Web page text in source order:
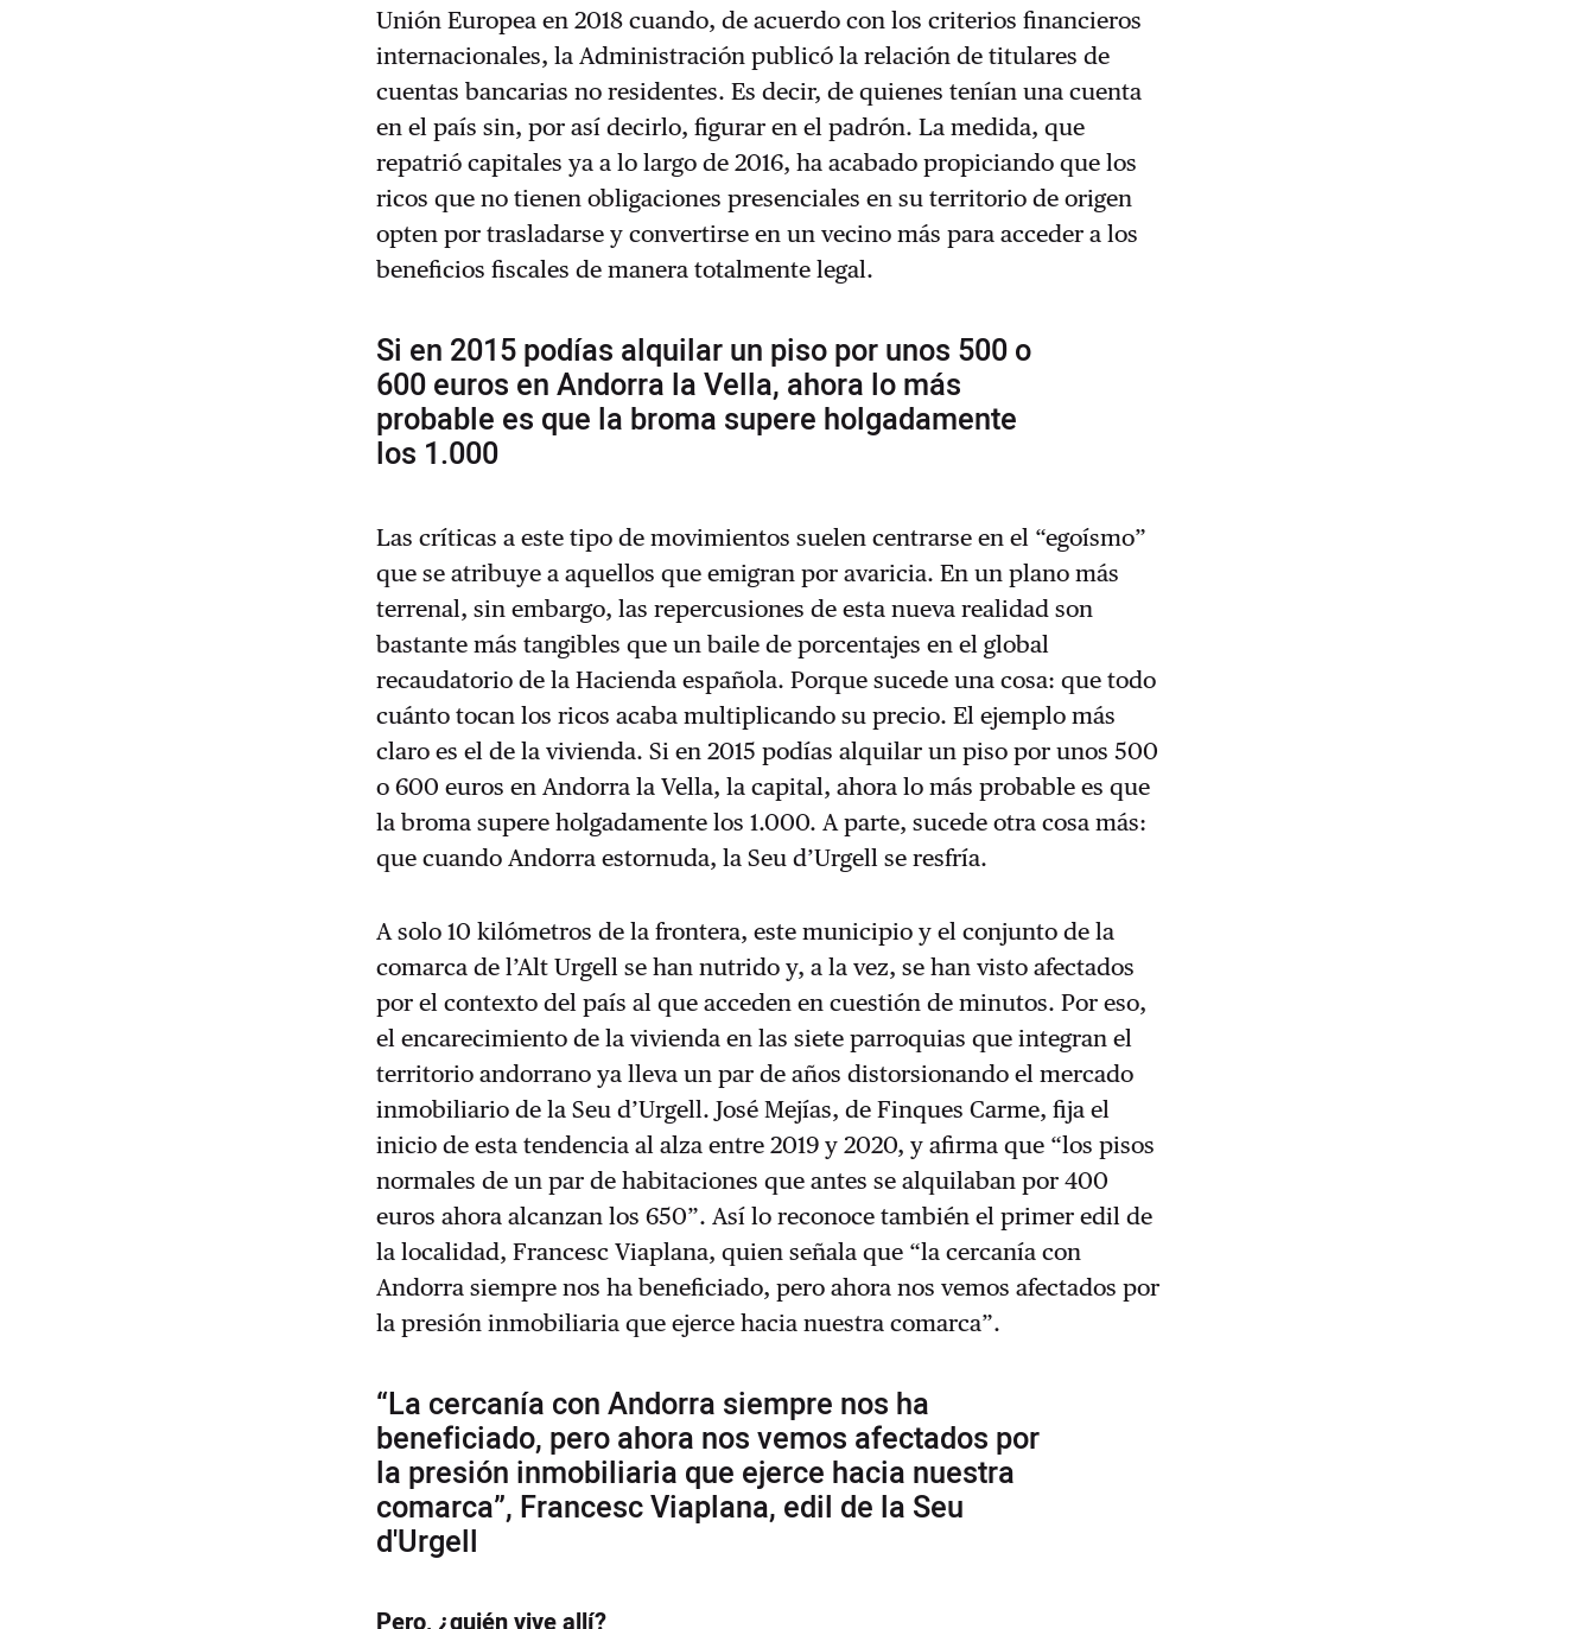
Unión Europea en 2018 cuando, de acuerdo con los criterios financieros
internacionales, la Administración publicó la relación de titulares de
cuentas bancarias no residentes. Es decir, de quienes tenían una cuenta
en el país sin, por así decirlo, figurar en el padrón. La medida, que
repatrió capitales ya a lo largo de 2016, ha acabado propiciando que los
ricos que no tienen obligaciones presenciales en su territorio de origen
opten por trasladarse y convertirse en un vecino más para acceder a los
beneficios fiscales de manera totalmente legal.
Si en 2015 podías alquilar un piso por unos 500 o
600 euros en Andorra la Vella, ahora lo más
probable es que la broma supere holgadamente
los 1.000
Las críticas a este tipo de movimientos suelen centrarse en el “egoísmo”
que se atribuye a aquellos que emigran por avaricia. En un plano más
terrenal, sin embargo, las repercusiones de esta nueva realidad son
bastante más tangibles que un baile de porcentajes en el global
recaudatorio de la Hacienda española. Porque sucede una cosa: que todo
cuánto tocan los ricos acaba multiplicando su precio. El ejemplo más
claro es el de la vivienda. Si en 2015 podías alquilar un piso por unos 500
o 600 euros en Andorra la Vella, la capital, ahora lo más probable es que
la broma supere holgadamente los 1.000. A parte, sucede otra cosa más:
que cuando Andorra estornuda, la Seu d’Urgell se resfría.
A solo 10 kilómetros de la frontera, este municipio y el conjunto de la
comarca de l’Alt Urgell se han nutrido y, a la vez, se han visto afectados
por el contexto del país al que acceden en cuestión de minutos. Por eso,
el encarecimiento de la vivienda en las siete parroquias que integran el
territorio andorrano ya lleva un par de años distorsionando el mercado
inmobiliario de la Seu d’Urgell. José Mejías, de Finques Carme, fija el
inicio de esta tendencia al alza entre 2019 y 2020, y afirma que “los pisos
normales de un par de habitaciones que antes se alquilaban por 400
euros ahora alcanzan los 650”. Así lo reconoce también el primer edil de
la localidad, Francesc Viaplana, quien señala que “la cercanía con
Andorra siempre nos ha beneficiado, pero ahora nos vemos afectados por
la presión inmobiliaria que ejerce hacia nuestra comarca”.
“La cercanía con Andorra siempre nos ha
beneficiado, pero ahora nos vemos afectados por
la presión inmobiliaria que ejerce hacia nuestra
comarca”, Francesc Viaplana, edil de la Seu
d'Urgell